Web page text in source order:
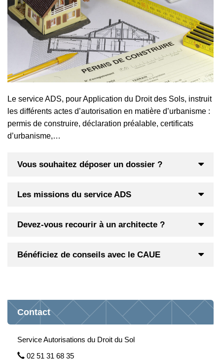
Le service ADS, pour Application du Droit des Sols, instruit
les différents actes d’autorisation en matière d’urbanisme :
permis de construire, déclaration préalable, certificats
d’urbanisme,…
Vous souhaitez déposer un dossier ?
Les missions du service ADS
Devez-vous recourir à un architecte ?
Bénéficiez de conseils avec le CAUE
Contact
Service Autorisations du Droit du Sol
02 51 31 68 35